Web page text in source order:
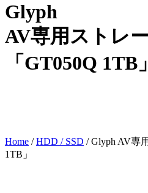
Glyph
AV専用ストレ
「GT050Q 1TB」
Home /HDD / SSD / Glyph AV専
1TB」